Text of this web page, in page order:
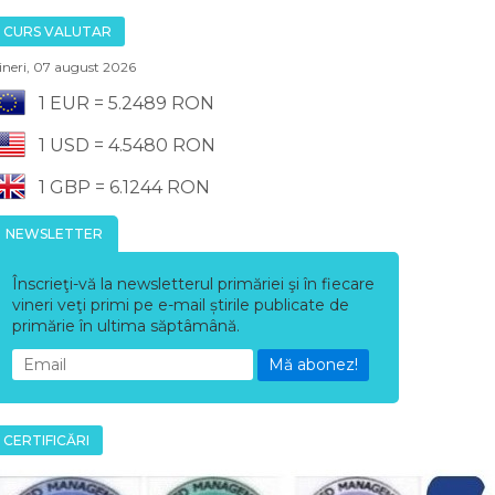
CURS VALUTAR
07 august 2026
1 EUR = 5.2489 RON
1 USD = 4.5480 RON
1 GBP = 6.1244 RON
NEWSLETTER
Înscrieţi-vă la newsletterul primăriei şi în fiecare
vineri veţi primi pe e-mail știrile publicate de
primărie în ultima săptâmână.
Mă abonez!
CERTIFICĂRI